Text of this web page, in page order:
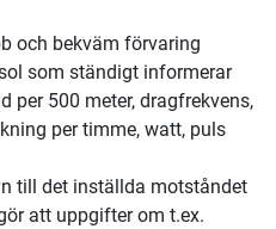
och bekväm förvaring
som ständigt informerar
per 500 meter, dragfrekvens,
per timme, watt, puls
till det inställda motståndet
att uppgifter om t.ex.